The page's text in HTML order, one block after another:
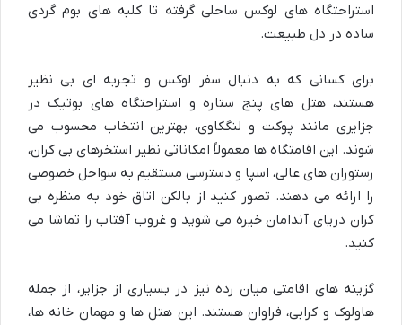
استراحتگاه های لوکس ساحلی گرفته تا کلبه های بوم گردی
ساده در دل طبیعت.
برای کسانی که به دنبال سفر لوکسو تجربه ای بی نظیر
هستند، هتل های پنج ستاره و استراحتگاه های بوتیک در
جزایری مانند پوکت و لنگکاوی، بهترین انتخاب محسوب می
شوند. این اقامتگاه ها معمولاً امکاناتی نظیر استخرهای بی کران،
رستوران های عالی، اسپا و دسترسی مستقیم به سواحل خصوصی
را ارائه می دهند. تصور کنید از بالکن اتاق خود به منظره بی
کران دریای آندامانخیره می شوید و غروب آفتاب را تماشا می
کنید.
گزینه های اقامتی میان رده نیز در بسیاری از جزایر، از جمله
هاولوک و کرابی، فراوان هستند. این هتل ها و مهمان خانه ها،